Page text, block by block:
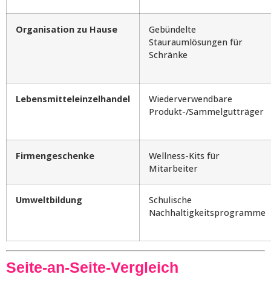
Organisation zu Hause
Gebündelte
Stauraumlösungen für
Schränke
Lebensmitteleinzelhandel
Wiederverwendbare
Produkt-/Sammelgutträger
Firmengeschenke
Wellness-Kits für
Mitarbeiter
Umweltbildung
Schulische
Nachhaltigkeitsprogramme
Seite-an-Seite-Vergleich